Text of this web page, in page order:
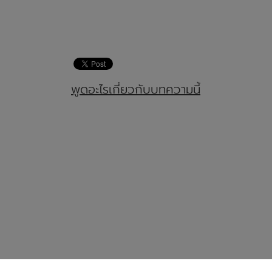
พูดอะไรเกี่ยวกับบทความนี้